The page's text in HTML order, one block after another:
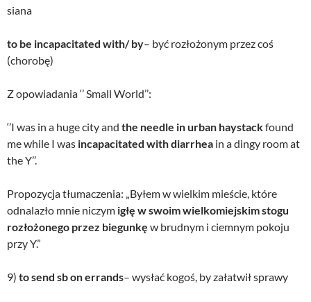
siana
to be incapacitated with/ by– być rozłożonym przez coś
(chorobę)
Z opowiadania ‘’ Small World’’:
‘’I was in a huge city and the needle in urban haystackfound
me while I was incapacitated with diarrhea in a dingy room at
the Y’’.
Propozycja tłumaczenia: „Byłem w wielkim mieście, które
odnalazło mnie niczym igłę w swoim wielkomiejskim stogu
rozłożonego przez biegunkę w brudnym i ciemnym pokoju
przy Y.”
9) to send sb on errands– wysłać kogoś, by załatwił sprawy